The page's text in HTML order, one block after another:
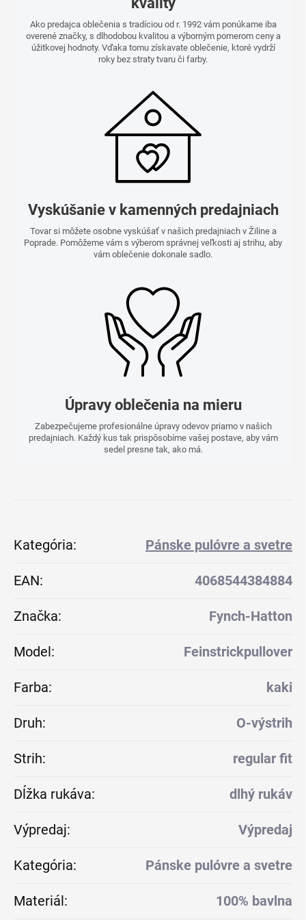
Ako predajca oblečenia s tradíciou od r. 1992 vám ponúkame iba
overené značky, s dlhodobou kvalitou a výborným pomerom ceny a
úžitkovej hodnoty. Vďaka tomu získavate oblečenie, ktoré vydrží
roky bez straty tvaru či farby.
Vyskúšanie v kamenných predajniach
Tovar si môžete osobne vyskúšať v našich predajniach v Žiline a
Poprade. Pomôžeme vám s výberom správnej veľkosti aj strihu, aby
vám oblečenie dokonale sadlo.
Úpravy oblečenia na mieru
Zabezpečujeme profesionálne úpravy odevov priamo v našich
predajniach. Každý kus tak prispôsobíme vašej postave, aby vám
sedel presne tak, ako má.
Kategória: Pánske pulóvre a svetre
EAN: 4068544384884
Značka: Fynch-Hatton
Model: Feinstrickpullover
Farba: kaki
Druh: O-výstrih
Strih: regular fit
Dĺžka rukáva: dlhý rukáv
Výpredaj: Výpredaj
Kategória: Pánske pulóvre a svetre
Materiál: 100% bavlna